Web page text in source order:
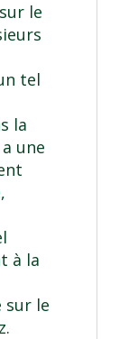
le
tel
la
une
à la
sur le